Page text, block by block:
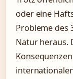
oder eine
Probleme des
Natur heraus.